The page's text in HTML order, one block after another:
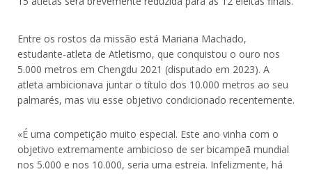
Entre os rostos da missão está Mariana Machado,
estudante-atleta de Atletismo, que conquistou o ouro nos
5.000 metros em Chengdu 2021 (disputado em 2023). A
atleta ambicionava juntar o título dos 10.000 metros ao seu
palmarés, mas viu esse objetivo condicionado recentemente.
«É uma competição muito especial. Este ano vinha com o
objetivo extremamente ambicioso de ser bicampeã mundial
nos 5.000 e nos 10.000, seria uma estreia. Infelizmente, há